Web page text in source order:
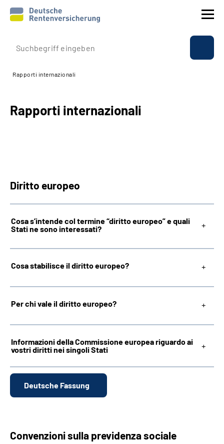
Profilo aziendale
Prestazioni
Language
Inhalte in Gebärdensprache (DGS)
Rapporti internazionali
Rapporti internazionali
Diritto europeo
Cosa s’intende col termine “diritto europeo” e quali
Stati ne sono interessati?
Cosa stabilisce il diritto europeo?
Per chi vale il diritto europeo?
Informazioni della Commissione europea riguardo ai
vostri diritti nei singoli Stati
Deutsche Fassung
Convenzioni sulla previdenza sociale